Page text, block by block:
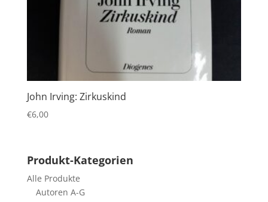
John Irving: Zirkuskind
€6,00
Produkt-Kategorien
Alle Produkte
Autoren A-G